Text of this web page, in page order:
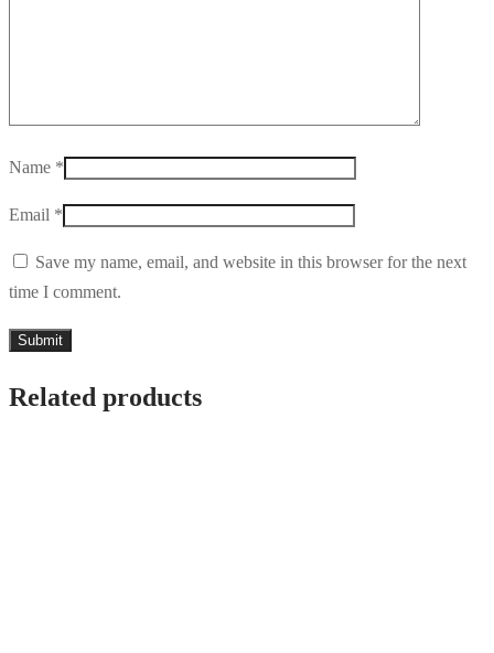
Name *
Email *
Save my name, email, and website in this browser for the next
time I comment.
Related products